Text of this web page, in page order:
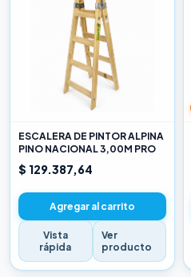
ESCALERA DE PINTOR ALPINA
PINO NACIONAL 3,00M PRO
$ 129.387,64
Agregar al carrito
Vista
rápida
Ver
producto